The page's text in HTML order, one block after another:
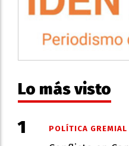
Lo más visto
POLÍTICA GREMIAL